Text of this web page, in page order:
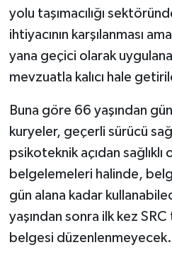
yolu taşımacılığı
ihtiyacının karşılanması
yana geçici olarak
mevzuatla kalıcı hale
Buna göre 66 yaşından
kuryeler, geçerli sürücü
psikoteknik açıdan sağlıklı
belgelemeleri halinde,
gün alana kadar
yaşından sonra ilk kez
belgesi düzenlenmeyecek.